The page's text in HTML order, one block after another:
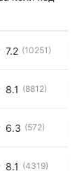
7.2 (10251)
8.1 (8812)
6.3 (572)
8.1 (4319)